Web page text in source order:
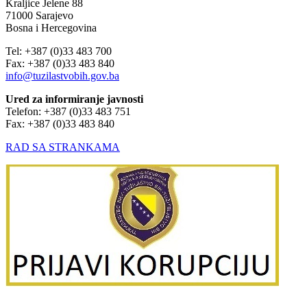
Kraljice Jelene 88
71000 Sarajevo
Bosna i Hercegovina
Tel: +387 (0)33 483 700
Fax: +387 (0)33 483 840
info@tuzilastvobih.gov.ba
Ured za informiranje javnosti
Telefon: +387 (0)33 483 751
Fax: +387 (0)33 483 840
RAD SA STRANKAMA